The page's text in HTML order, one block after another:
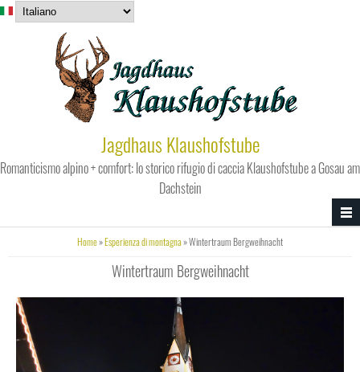
Salta al contenuto principale
Jagdhaus Klaushofstube
Romanticismo alpino + comfort: lo storico rifugio di caccia Klaushofstube a Gosau am
Dachstein
Home»Esperienza di montagna» Wintertraum Bergweihnacht
Wintertraum Bergweihnacht